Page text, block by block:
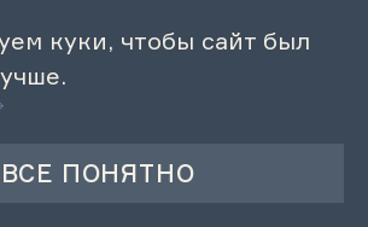
по
мемориальному
куки, чтобы сайт был